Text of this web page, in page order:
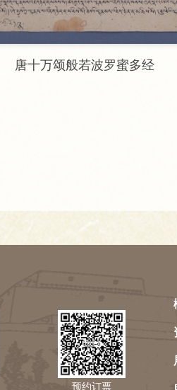
唐十万颂般若波罗蜜多经
预约订票